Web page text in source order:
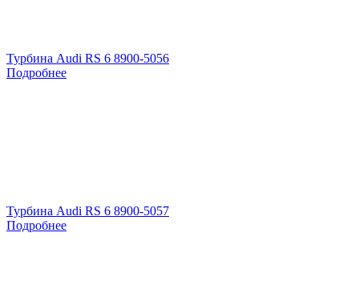
Турбина Audi RS 6 8900-5056
Подробнее
Турбина Audi RS 6 8900-5057
Подробнее